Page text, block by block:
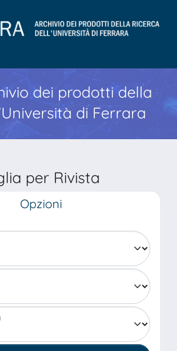
dei prodotti della
di Ferrara
per Rivista
Opzioni